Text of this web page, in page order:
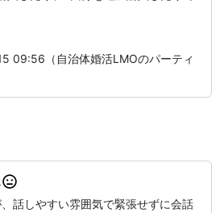
09:56（自治体婚活LMOのパーティ
話しやすい雰囲気で緊張せずに会話